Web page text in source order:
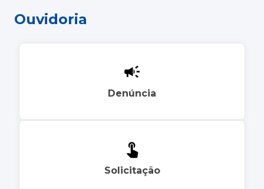
Ouvidoria
Denúncia
Solicitação